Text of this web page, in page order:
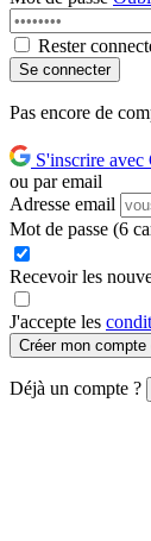
Rester
Se connecter
Pas encore de
S'inscrire avec
ou par email
Adresse email
Mot de passe (6
Recevoir les
J'accepte les
Créer mon
Déjà un compte ?